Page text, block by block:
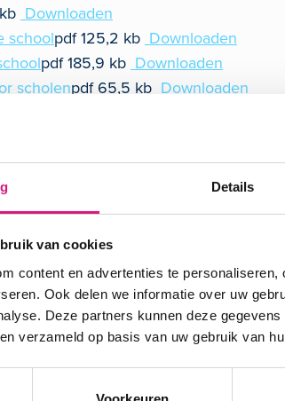
Details
van cookies
content en advertenties te
Ook delen we informatie over uw
Deze partners kunnen deze
verzameld op basis van uw gebruik van
Downloaden
schoolpdf125,2 kb Downloaden
pdf185,9 kb Downloaden
scholenpdf 65,5 kb Downloaden